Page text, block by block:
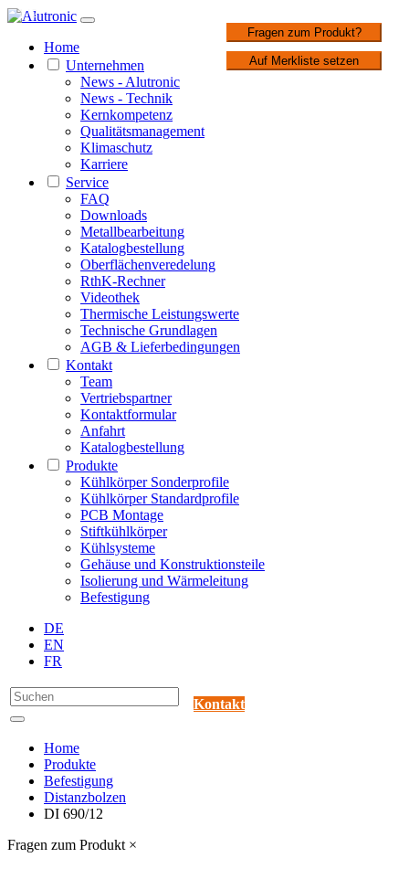
Home
Unternehmen
News - Alutronic
News - Technik
Kernkompetenz
Qualitätsmanagement
Klimaschutz
Karriere
Service
FAQ
Downloads
Metallbearbeitung
Katalogbestellung
Oberflächenveredelung
RthK-Rechner
Videothek
Thermische Leistungswerte
Technische Grundlagen
AGB & Lieferbedingungen
Kontakt
Team
Vertriebspartner
Kontaktformular
Anfahrt
Katalogbestellung
Produkte
Kühlkörper Sonderprofile
Kühlkörper Standardprofile
PCB Montage
Stiftkühlkörper
Kühlsysteme
Gehäuse und Konstruktionsteile
Isolierung und Wärmeleitung
Befestigung
DE
EN
FR
Kontakt
Home
Produkte
Befestigung
Distanzbolzen
DI 690/12
Fragen zum Produkt ×
Fragen zum Produkt?
Auf Merkliste setzen
1 / 2